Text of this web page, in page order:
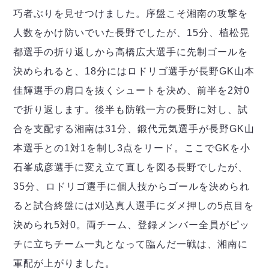
巧者ぶりを見せつけました。序盤こそ湘南の攻撃を
人数をかけ防いでいた長野でしたが、15分、植松晃
都選手の折り返しから高橋広大選手に先制ゴールを
決められると、18分にはロドリゴ選手が長野GK山本
佳輝選手の肩口を抜くシュートを決め、前半を2対0
で折り返します。後半も防戦一方の長野に対し、試
合を支配する湘南は31分、鍛代元気選手が長野GK山
本選手との1対1を制し3点をリード。ここでGKを小
石峯成彦選手に変え立て直しを図る長野でしたが、
35分、ロドリゴ選手に個人技からゴールを決められ
ると試合終盤には刈込真人選手にダメ押しの5点目を
決められ5対0。両チーム、登録メンバー全員がピッ
チに立ちチーム一丸となって臨んだ一戦は、湘南に
軍配が上がりました。